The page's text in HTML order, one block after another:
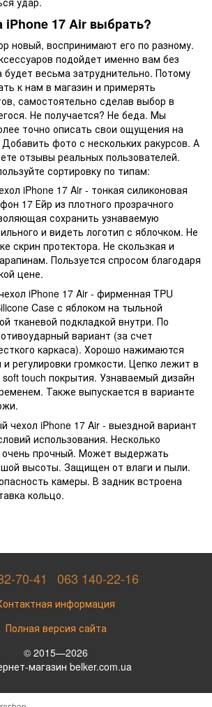
iPhone 17 Air выбрать?
новый, воспринимают его по разному.
подойдет именно вам без
будет весьма затруднительно. Потому
к нам в магазин и примерять
самостоятельно сделав выбор в
Не получается? Не беда. Мы
точно описать свои ощущения на
фото с нескольких ракурсов. А
отзывы реальных пользователей.
сортировку по типам:
iPhone 17 Air - тонкая силиконовая
17 Ейр из плотного прозрачного
сохранить узнаваемую
и видеть логотип с яблочком. Не
скрин протектора. Не скользкая и
Пользуется спросом благодаря
цене.
iPhone 17 Air - фирменная TPU
Case с яблоком на тыльной
тканевой подкладкой внутри. По
вариант (за счет
каркаса). Хорошо нажимаются
и регулировки громкости. Цепко лежит в
touch покрытия. Узнаваемый дизайн
Также выпускается в варианте
чехол iPhone 17 Air - выездной вариант
использования. Несколько
очень прочный. Может выдержать
высоты. Защищен от влаги и пыли.
камеры. В задник встроена
кольцо.
70-41 063 140-22-16
информация
Полная версия сайта
© 2015—2026
магазин belker.com.ua